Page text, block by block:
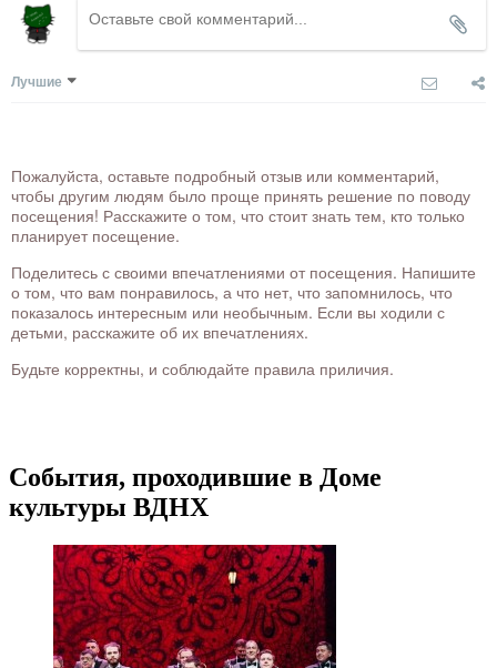
Лучшие
Пожалуйста, оставьте подробный отзыв или комментарий,
чтобы другим людям было проще принять решение по поводу
посещения! Расскажите о том, что стоит знать тем, кто только
планирует посещение.
Поделитесь с своими впечатлениями от посещения. Напишите
о том, что вам понравилось, а что нет, что запомнилось, что
показалось интересным или необычным. Если вы ходили с
детьми, расскажите об их впечатлениях.
Будьте корректны, и соблюдайте правила приличия.
События, проходившие в Доме
культуры ВДНХ